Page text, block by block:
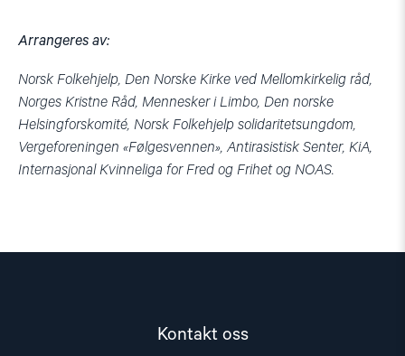
Arrangeres av:
Norsk Folkehjelp, Den Norske Kirke ved Mellomkirkelig råd,
Norges Kristne Råd, Mennesker i Limbo, Den norske
Helsingforskomité, Norsk Folkehjelp solidaritetsungdom,
Vergeforeningen «Følgesvennen», Antirasistisk Senter, KiA,
Internasjonal Kvinneliga for Fred og Frihet og NOAS.
Kontakt oss